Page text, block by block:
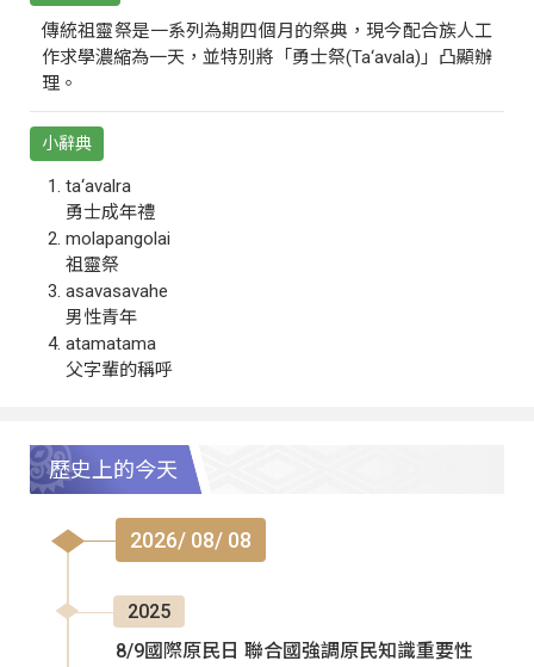
傳統祖靈祭是一系列為期四個月的祭典，現今配合族人工
作求學濃縮為一天，並特別將「勇士祭(Ta‘avala)」凸顯辦
理。
小辭典
ta‘avalra
勇士成年禮
molapangolai
祖靈祭
asavasavahe
男性青年
atamatama
父字輩的稱呼
歷史上的今天
2026/ 08/ 08
2025
8/9國際原民日 聯合國強調原民知識重要性